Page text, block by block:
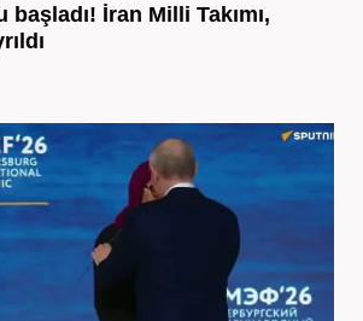
İran Milli Takımı,